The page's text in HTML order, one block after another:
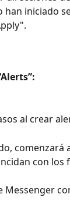
han iniciado
al crear
con los
Messenger